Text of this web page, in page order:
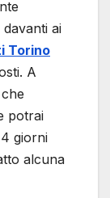
il tuo
in
sono
non
i
posti